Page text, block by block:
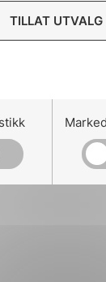
TILLAT UTVALG